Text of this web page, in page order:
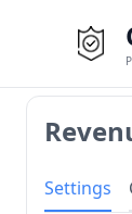
Settings